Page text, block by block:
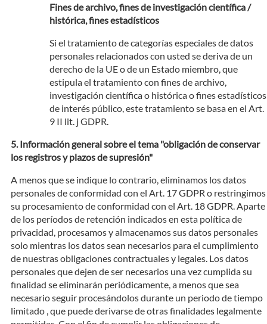
Fines de archivo, fines de investigación científica /
histórica, fines estadísticos
Si el tratamiento de categorías especiales de datos
personales relacionados con usted se deriva de un
derecho de la UE o de un Estado miembro, que
estipula el tratamiento con fines de archivo,
investigación científica o histórica o fines estadísticos
de interés público, este tratamiento se basa en el Art.
9 II lit. j GDPR.
Información general sobre el tema "obligación de conservar
los registros y plazos de supresión"
A menos que se indique lo contrario, eliminamos los datos
personales de conformidad con el Art. 17 GDPR o restringimos
su procesamiento de conformidad con el Art. 18 GDPR. Aparte
de los períodos de retención indicados en esta política de
privacidad, procesamos y almacenamos sus datos personales
solo mientras los datos sean necesarios para el cumplimiento
de nuestras obligaciones contractuales y legales. Los datos
personales que dejen de ser necesarios una vez cumplida su
finalidad se eliminarán periódicamente, a menos que sea
necesario seguir procesándolos durante un periodo de tiempo
limitado , que puede derivarse de otras finalidades legalmente